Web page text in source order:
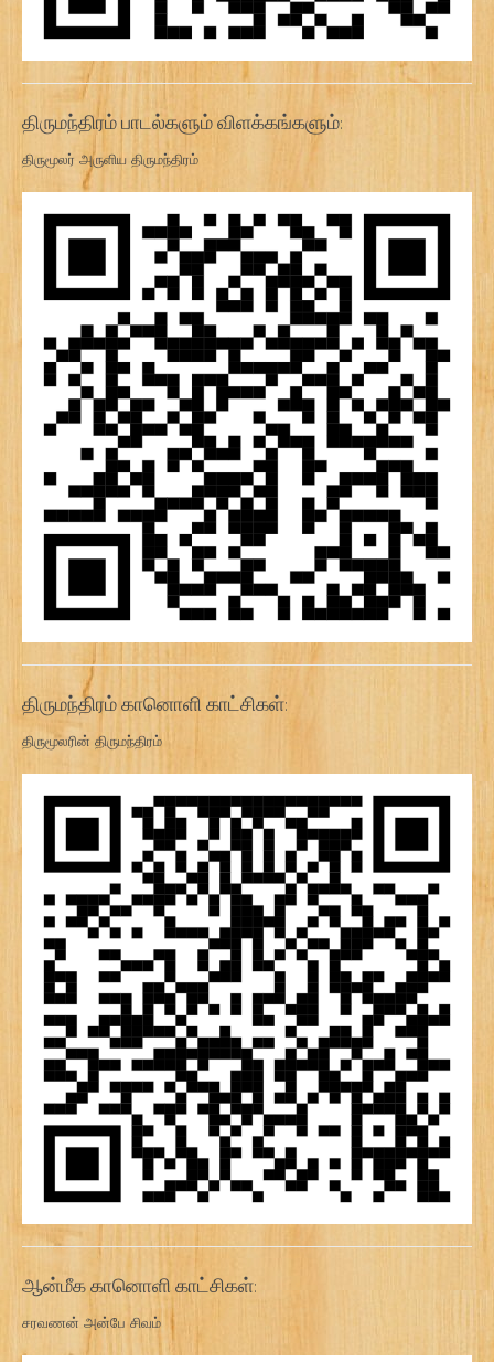
திருமந்திரம் பாடல்களும் விளக்கங்களும்:
திருமூலர் அருளிய திருமந்திரம்
திருமந்திரம் கானொளி காட்சிகள்:
திருமூலரின் திருமந்திரம்
ஆன்மீக கானொளி காட்சிகள்:
சரவணன் அன்பே சிவம்